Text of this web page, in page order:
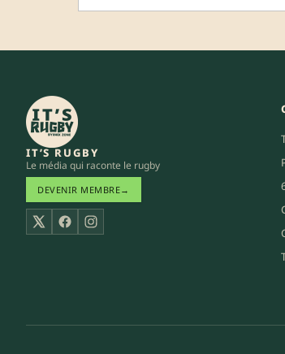
IT’S RUGBY
Le média qui raconte le rugby
DEVENIR MEMBRE→
X FacebookInstagram